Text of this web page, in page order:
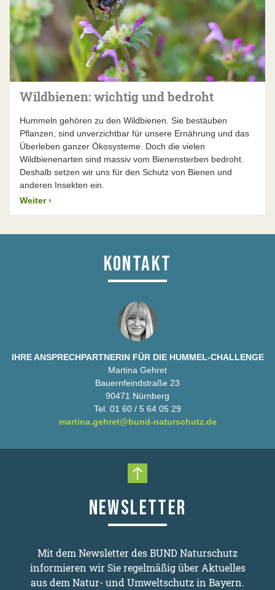
Wildbienen: wichtig und bedroht
Hummeln gehören zu den Wildbienen. Sie bestäuben
Pflanzen, sind unverzichtbar für unsere Ernährung und das
Überleben ganzer Ökosysteme. Doch die vielen
Wildbienenarten sind massiv vom Bienensterben bedroht.
Deshalb setzen wir uns für den Schutz von Bienen und
anderen Insekten ein.
Weiter ›
KONTAKT
IHRE ANSPRECHPARTNERIN FÜR DIE HUMMEL-CHALLENGE
Martina Gehret
Bauernfeindstraße 23
90471 Nürnberg
Tel. 01 60 / 5 64 05 29
martina.gehret@bund-naturschutz.de
Nach oben scrollen
NEWSLETTER
Mit dem Newsletter des BUND Naturschutz
informieren wir Sie regelmäßig über Aktuelles
aus dem Natur- und Umweltschutz in Bayern.